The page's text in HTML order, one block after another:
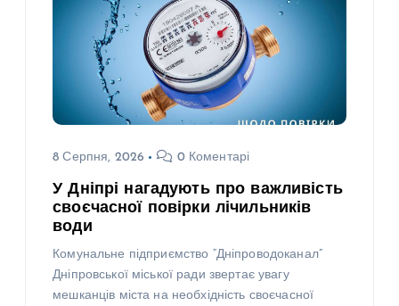
8 Серпня, 2026 0 Коментарі
У Дніпрі нагадують про важливість
своєчасної повірки лічильників
води
Комунальне підприємство “Дніпроводоканал”
Дніпровської міської ради звертає увагу
мешканців міста на необхідність своєчасної